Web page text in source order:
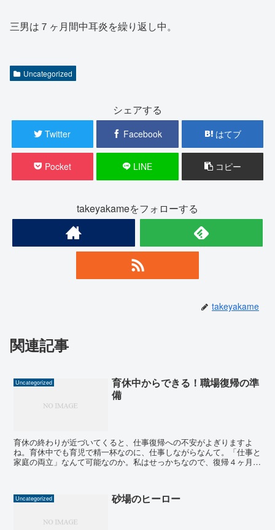
三男は７ヶ月間中耳炎を繰り返し中。
Uncategorized
シェアする
Twitter Facebook はてブ
Pocket LINE コピー
takeyakameをフォローする
takeyakame
関連記事
Uncategorized
育休中からできる！職場復帰の準
備
育休の終わりが近づいてくると、仕事復帰への不安がよぎりますよ
ね。育休中でも育児で精一杯なのに、仕事しながらなんて。「仕事と
家庭の両立」なんて可能なのか。私はせっかちなので、復帰４ヶ月前
Uncategorized 砂場のヒーロー